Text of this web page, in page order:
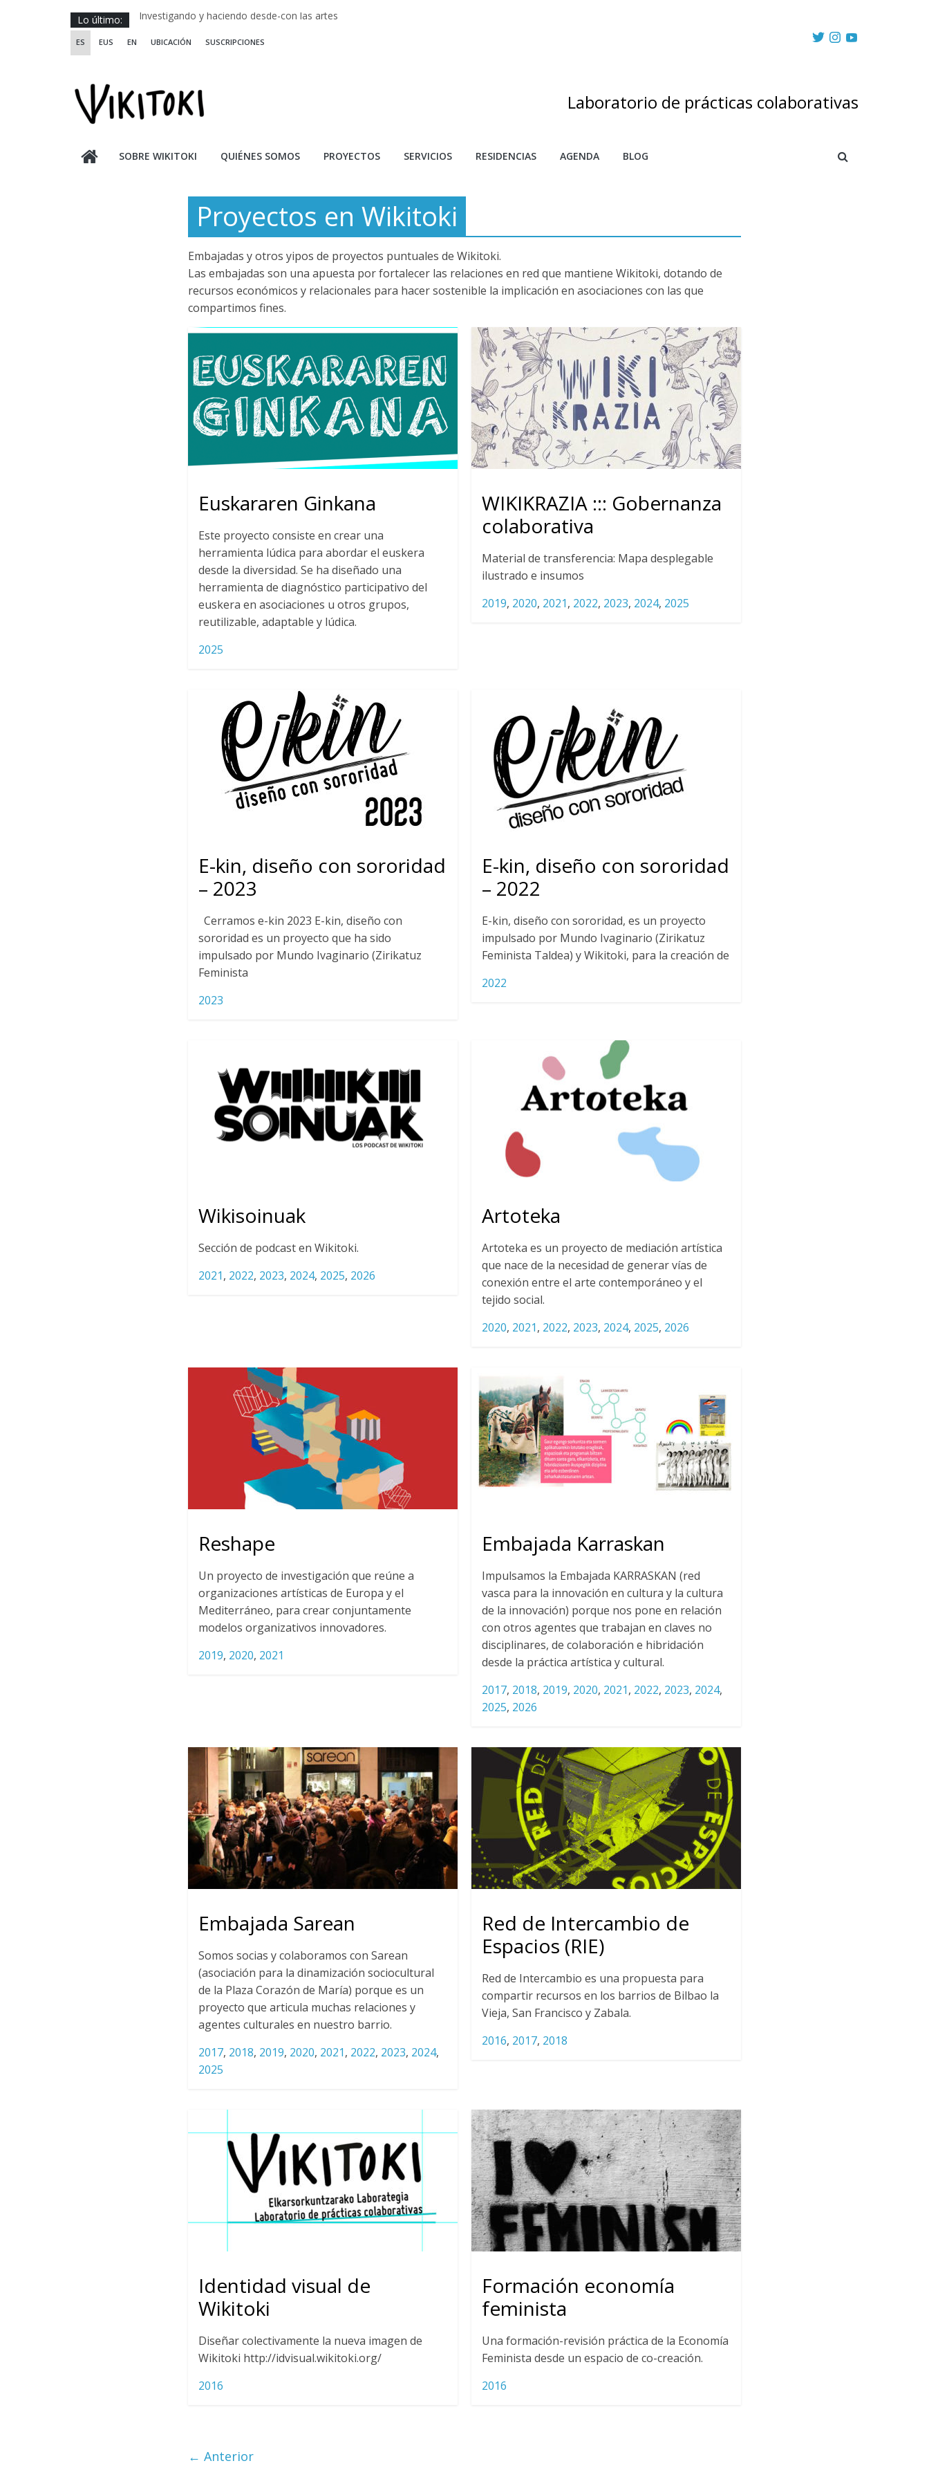
Saltar
contenido
Lo último:
Investigando y haciendo desde-con las artes
Wikiriki 2025 ::: Residencias seleccionadas
ES EUS EN UBICACIÓN SUSCRIPCIONES
Laboratorio de prácticas colaborativas
SOBRE WIKITOKI QUIÉNES SOMOS PROYECTOS SERVICIOS RESIDENCIAS AGENDA BLOG
Proyectos en Wikitoki
Embajadas y otros yipos de proyectos puntuales de Wikitoki.
Las embajadas son una apuesta por fortalecer las relaciones en red que mantiene Wikitoki, dotando de
recursos económicos y relacionales para hacer sostenible la implicación en asociaciones con las que
compartimos fines.
Euskararen Ginkana
Este proyecto consiste en crear una
herramienta lúdica para abordar el euskera
desde la diversidad. Se ha diseñado una
herramienta de diagnóstico participativo del
euskera en asociaciones u otros grupos,
reutilizable, adaptable y lúdica.
2025
WIKIKRAZIA ::: Gobernanza
colaborativa
Material de transferencia: Mapa desplegable
ilustrado e insumos
2019, 2020, 2021, 2022, 2023, 2024, 2025
E-kin, diseño con sororidad
– 2023
Cerramos e-kin 2023 E-kin, diseño con
sororidad es un proyecto que ha sido
impulsado por Mundo Ivaginario (Zirikatuz
Feminista
2023
E-kin, diseño con sororidad
– 2022
E-kin, diseño con sororidad, es un proyecto
impulsado por Mundo Ivaginario (Zirikatuz
Feminista Taldea) y Wikitoki, para la creación de
2022
Wikisoinuak
Sección de podcast en Wikitoki.
2021, 2022, 2023, 2024, 2025, 2026
Artoteka
Artoteka es un proyecto de mediación artística
que nace de la necesidad de generar vías de
conexión entre el arte contemporáneo y el
tejido social.
2020, 2021, 2022, 2023, 2024, 2025, 2026
Reshape
Un proyecto de investigación que reúne a
organizaciones artísticas de Europa y el
Mediterráneo, para crear conjuntamente
modelos organizativos innovadores.
2019, 2020, 2021
Embajada Karraskan
Impulsamos la Embajada KARRASKAN (red
vasca para la innovación en cultura y la cultura
de la innovación) porque nos pone en relación
con otros agentes que trabajan en claves no
disciplinares, de colaboración e hibridación
desde la práctica artística y cultural.
2017, 2018, 2019, 2020, 2021, 2022, 2023, 2024,
2025, 2026
Embajada Sarean
Somos socias y colaboramos con Sarean
(asociación para la dinamización sociocultural
de la Plaza Corazón de María) porque es un
proyecto que articula muchas relaciones y
agentes culturales en nuestro barrio.
2017, 2018, 2019, 2020, 2021, 2022, 2023, 2024,
2025
Red de Intercambio de
Espacios (RIE)
Red de Intercambio es una propuesta para
compartir recursos en los barrios de Bilbao la
Vieja, San Francisco y Zabala.
2016, 2017, 2018
Identidad visual de
Wikitoki
Diseñar colectivamente la nueva imagen de
Wikitoki http://idvisual.wikitoki.org/
2016
Formación economía
feminista
Una formación-revisión práctica de la Economía
Feminista desde un espacio de co-creación.
2016
← Anterior